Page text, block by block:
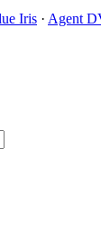
Iris · Agent